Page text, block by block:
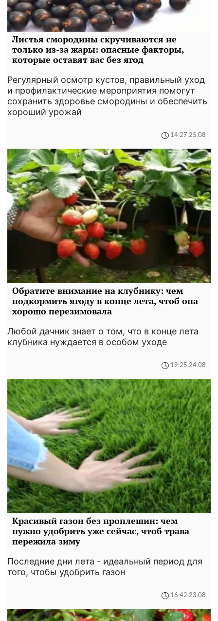
Листья смородины скручиваются не
только из-за жары: опасные факторы,
которые оставят вас без ягод
Регулярный осмотр кустов, правильный уход
и профилактические мероприятия помогут
сохранить здоровье смородины и обеспечить
хороший урожай
14:27 25.08
Обратите внимание на клубнику: чем
подкормить ягоду в конце лета, чтоб она
хорошо перезимовала
Любой дачник знает о том, что в конце лета
клубника нуждается в особом уходе
19:25 24.08
Красивый газон без проплешин: чем
нужно удобрить уже сейчас, чтоб трава
пережила зиму
Последние дни лета - идеальный период для
того, чтобы удобрить газон
16:42 23.08